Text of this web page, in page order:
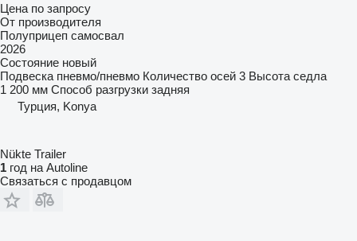
Цена по запросу
От производителя
Полуприцеп самосвал
2026
Состояние новый
Подвеска пневмо/пневмо Количество осей 3 Высота седла
1 200 мм Способ разгрузки задняя
Турция, Konya
Nükte Trailer
1 год на Autoline
Связаться с продавцом